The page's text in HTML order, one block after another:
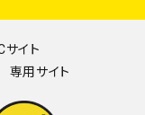
イト
用サイト